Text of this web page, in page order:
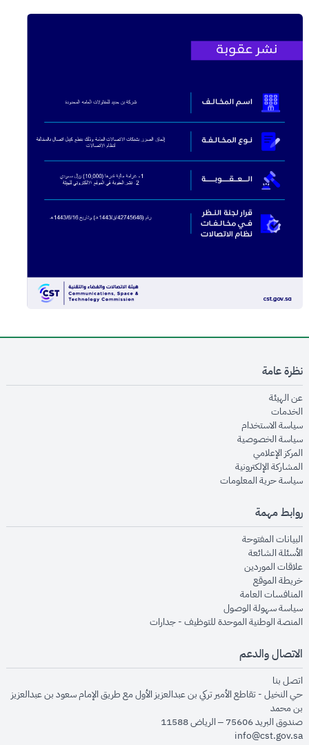
نظرة عامة
عن الهيئةopens in new window
الخدماتopens in new window
سياسة الاستخدام
سياسة الخصوصيةopens in new window
المركز الإعلاميopens in new window
المشاركة الإلكترونيةopens in new window
سياسة حرية المعلوماتopens in new window
روابط مهمة
البيانات المفتوحةopens in new window
الأسئلة الشائعةopens in new window
علاقات الموردينopens in new window
خريطة الموقعopens in new window
المنافسات العامةopens in new window
سياسة سهولة الوصولopens in new window
المنصة الوطنية الموحدة للتوظيف - جداراتopens in new window
الاتصال والدعم
اتصل بنا
حي النخيل - تقاطع الأمير تركي بن عبدالعزيز الأول مع طريق الإمام سعود بن عبدالعزيز
بن محمد
صندوق البريد 75606 – الرياض 11588
info@cst.gov.sa